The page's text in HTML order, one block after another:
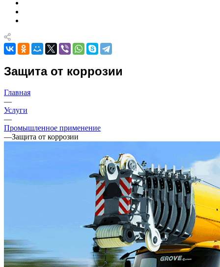
Защита от коррозии
Главная
—
Услуги
—
Промышленное применение
—Защита от коррозии